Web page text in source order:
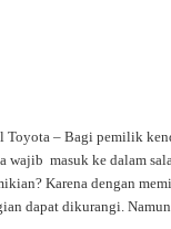
Toyota – Bagi pemilik
wajib masuk ke dalam
Karena dengan
dapat dikurangi.